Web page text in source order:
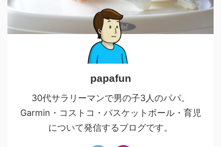
papafun
30代サラリーマンで男の子3人のパパ。
Garmin・コストコ・バスケットボール・育児
について発信するブログです。